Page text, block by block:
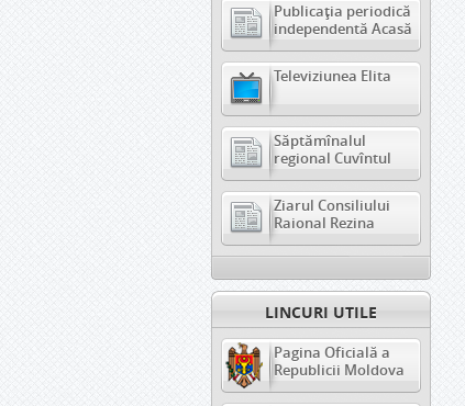
Publicația periodică
independentă Acasă
Televiziunea Elita
Săptămînalul
regional Cuvîntul
Ziarul Consiliului
Raional Rezina
LINCURI UTILE
Pagina Oficială a
Republicii Moldova